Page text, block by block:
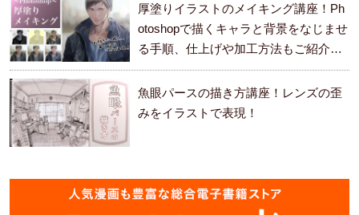
厚塗りイラストのメイキング講座！Ph
otoshopで描くキャラと背景をなじませ
る手順、仕上げや加工方法もご紹介し
ます。
魚眼パースの描き方講座！レンズの歪
みをイラストで表現！